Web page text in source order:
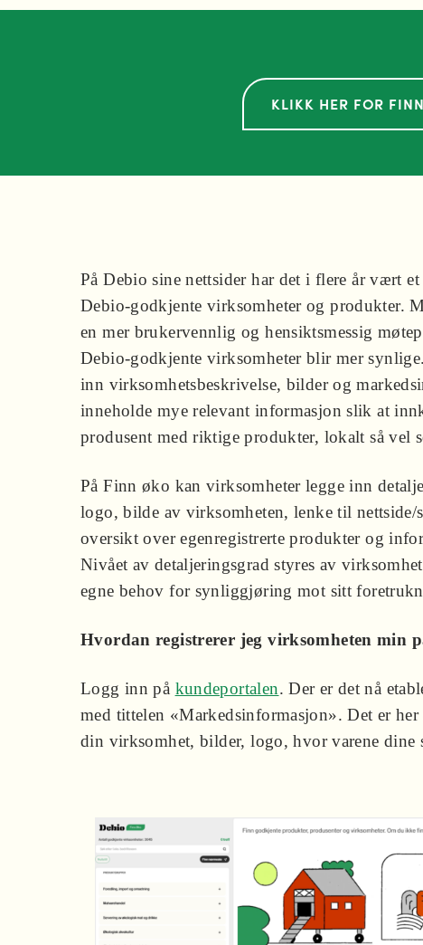
KLIKK HER FOR
På Debio sine nettsider har det i flere år vært
Debio-godkjente virksomheter og produkter.
en mer brukervennlig og hensiktsmessig
Debio-godkjente virksomheter blir mer
inn virksomhetsbeskrivelse, bilder og
inneholde mye relevant informasjon slik at
produsent med riktige produkter, lokalt så vel
På Finn øko kan virksomheter legge inn
logo, bilde av virksomheten, lenke til nettside/
oversikt over egenregistrerte produkter og
Nivået av detaljeringsgrad styres av
egne behov for synliggjøring mot sitt
Hvordan registrerer jeg virksomheten min
Logg inn på kundeportalen. Der er det nå
med tittelen «Markedsinformasjon». Det er
din virksomhet, bilder, logo, hvor varene dine